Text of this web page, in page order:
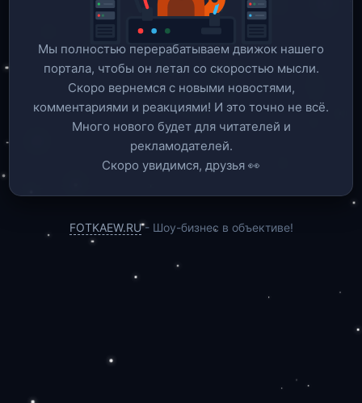
Мы полностью перерабатываем движок нашего
портала, чтобы он летал со скоростью мысли.
Скоро вернемся c новыми новостями,
комментариями и реакциями! И это точно не всё.
Много нового будет для читателей и
рекламодателей.
Скоро увидимся, друзья 👀
FOTKAEW.RU- Шоу-бизнес в объективе!